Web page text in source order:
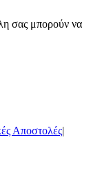
σας μπορούν να
Αποστολές|